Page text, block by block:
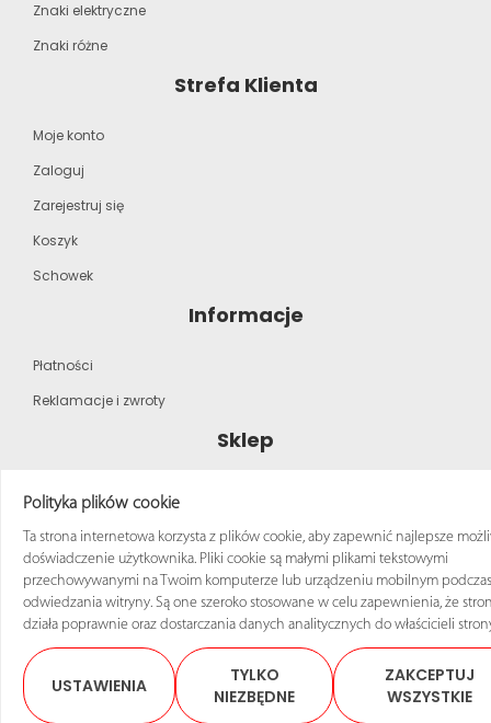
Znaki elektryczne
Znaki różne
Strefa Klienta
Moje konto
Zaloguj
Zarejestruj się
Koszyk
Schowek
Informacje
Płatności
Reklamacje i zwroty
Sklep
Strona główna
Katalog produktów
Regulamin zakupów
© 2025 Sklep ANRO Wszelkie prawa zastrzeżone
Polityka plików cookie
Ta strona internetowa korzysta z plików cookie, aby zapewnić najlepsze
doświadczenie użytkownika. Pliki cookie są małymi plikami tekstowymi
przechowywanymi na Twoim komputerze lub urządzeniu mobilnym podczas
odwiedzania witryny. Są one szeroko stosowane w celu zapewnienia, że
działa poprawnie oraz dostarczania danych analitycznych do właścicieli
USTAWIENIA
TYLKO
NIEZBĘDNE
ZAKCEPTUJ
WSZYSTKIE